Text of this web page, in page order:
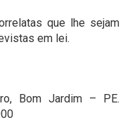
que lhe sejam
em lei.
Bom Jardim – PE.